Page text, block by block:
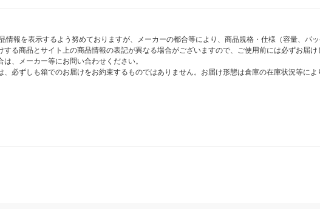
情報を表示するよう努めておりますが、メーカーの都合等により、商品規格・仕様（容量、パ
る商品とサイト上の商品情報の表記が異なる場合がございますので、ご使用前には必ずお届
、メーカー等にお問い合わせください。
必ずしも箱でのお届けをお約束するものではありません。お届け形態は倉庫の在庫状況等に